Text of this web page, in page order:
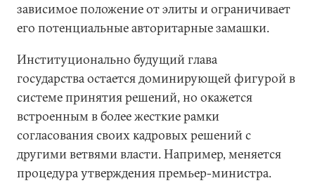
зависимое положение от элиты и ограничивает
его потенциальные авторитарные замашки.
Институционально будущий глава
государства остается доминирующей фигурой в
системе принятия решений, но окажется
встроенным в более жесткие рамки
согласования своих кадровых решений с
другими ветвями власти. Например, меняется
процедура утверждения премьер-министра.